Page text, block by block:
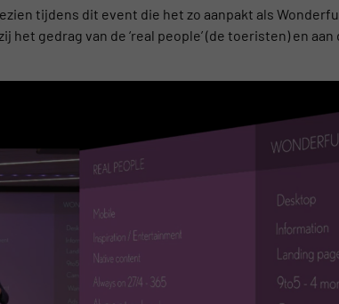
tijdens dit event die het zo aanpakt als
het gedrag van de ‘real people’ (de toeristen) en